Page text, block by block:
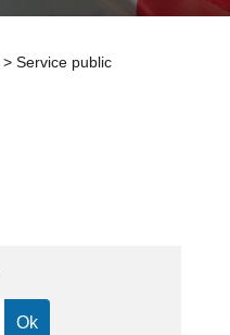
> Service public